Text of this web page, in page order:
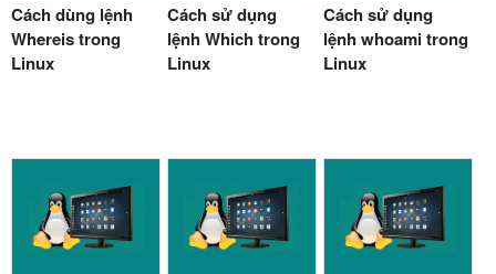
Cách dùng lệnh
Whereis trong
Linux
Cách sử dụng
lệnh Which trong
Linux
Cách sử dụng
lệnh whoami trong
Linux